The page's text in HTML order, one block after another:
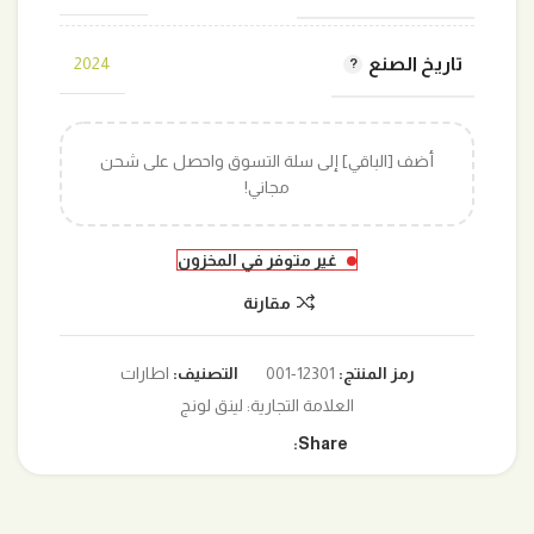
تاريخ الصنع 2024
أضف [الباقي] إلى سلة التسوق واحصل على شحن
مجاني!
غير متوفر في المخزون
مقارنة
رمز المنتج: 12301-001 التصنيف: اطارات
العلامة التجارية: لينق لونج
Share: